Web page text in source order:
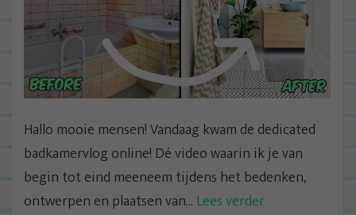
Hallo mooie mensen! Vandaag kwam de dedicated
badkamervlog online! Dé video waarin ik je van
begin tot eind meeneem tijdens het bedenken,
ontwerpen en plaatsen van... Lees verder